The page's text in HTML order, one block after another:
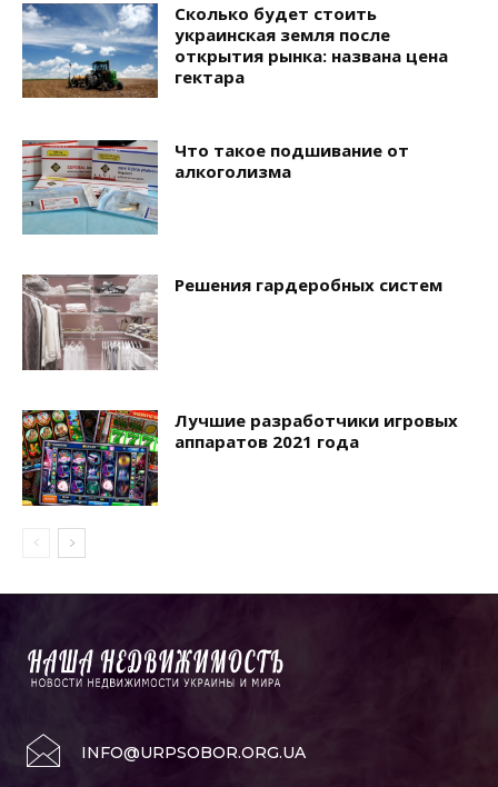
Сколько будет стоить
украинская земля после
открытия рынка: названа цена
гектара
Что такое подшивание от
алкоголизма
Решения гардеробных систем
Лучшие разработчики игровых
аппаратов 2021 года
INFO@URPSOBOR.ORG.UA